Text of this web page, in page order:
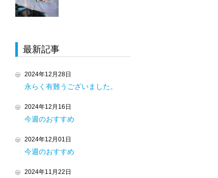
最新記事
2024年12月28日
永らく有難うございました。
2024年12月16日
今週のおすすめ
2024年12月01日
今週のおすすめ
2024年11月22日